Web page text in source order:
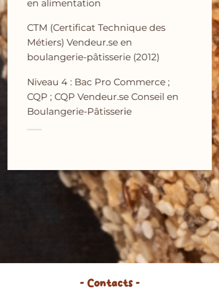
en alimentation
CTM (Certificat Technique des
Métiers) Vendeur.se en
boulangerie-pâtisserie (2012)
Niveau 4 : Bac Pro Commerce ;
CQP ; CQP Vendeur.se Conseil en
Boulangerie-Pâtisserie
- Contacts -